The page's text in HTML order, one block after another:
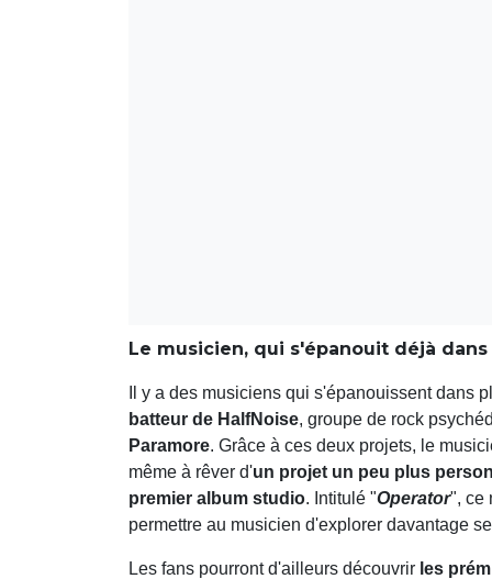
Le musicien, qui s'épanouit déjà
Il y a des musiciens qui s'épanouissent dans
batteur de HalfNoise, groupe de rock
Paramore. Grâce à ces deux projets, le
même à rêver d'un projet un peu plus
premier album studio. Intitulé "Operator", ce
permettre au musicien d'explorer davantage
Les fans pourront d'ailleurs découvrir les